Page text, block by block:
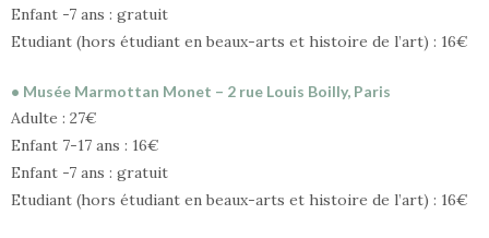
Enfant -7 ans : gratuit
Etudiant (hors étudiant en beaux-arts et histoire de l’art) : 16€
• Musée Marmottan Monet – 2 rue Louis Boilly, Paris
Adulte : 27€
Enfant 7-17 ans : 16€
Enfant -7 ans : gratuit
Etudiant (hors étudiant en beaux-arts et histoire de l’art) : 16€